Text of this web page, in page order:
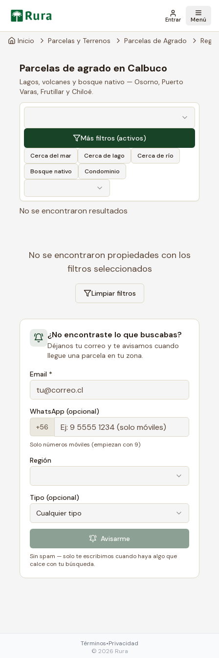
Entrar Menú
Inicio Parcelas y Terrenos Parcelas de Agrado
Parcelas de agrado en Calbuco
Lagos, volcanes y bosque nativo — Osorno, Puerto
Varas, Frutillar y Chiloé.
Más filtros (activos)
Cerca del mar Cerca de lago
Cerca de río
Bosque nativo
Condominio
No se encontraron resultados
No se encontraron propiedades con los
filtros seleccionados
Limpiar filtros
¿No encontraste lo que buscabas?
Déjanos tu correo y te avisamos cuando
llegue una parcela en tu zona.
Email *
WhatsApp (opcional)
+56
Solo números móviles (empiezan con 9)
Región
Tipo (opcional)
Cualquier tipo
Avisarme
Sin spam — solo te escribimos cuando haya algo que
calce con tu búsqueda.
Términos•Privacidad
© 2026 Rura